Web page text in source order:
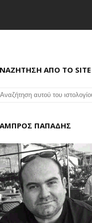
ΑΠΟ ΤΟ SITE
ΠΑΠΑΔΗΣ